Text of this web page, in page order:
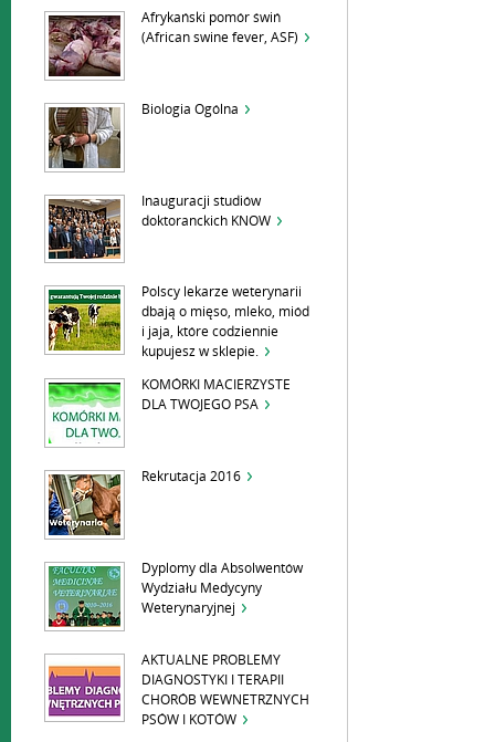
Afrykański pomór świń
(African swine fever, ASF)
Biologia Ogólna
Inauguracji studiów
doktoranckich KNOW
Polscy lekarze weterynarii
dbają o mięso, mleko, miód
i jaja, które codziennie
kupujesz w sklepie.
KOMÓRKI MACIERZYSTE
DLA TWOJEGO PSA
Rekrutacja 2016
Dyplomy dla Absolwentów
Wydziału Medycyny
Weterynaryjnej
AKTUALNE PROBLEMY
DIAGNOSTYKI I TERAPII
CHORÓB WEWNETRZNYCH
PSÓW I KOTÓW